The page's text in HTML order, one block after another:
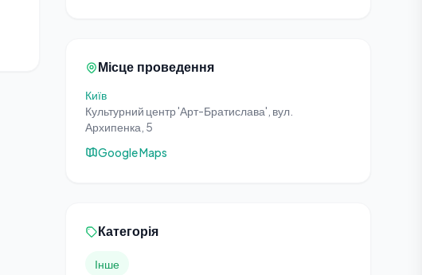
Місце проведення
Київ
Культурний центр 'Арт-Братислава', вул.
Архипенка, 5
Google Maps
Категорія
Інше